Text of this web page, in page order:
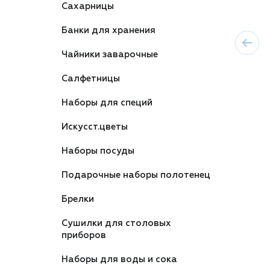
Сахарницы
Банки для хранения
Чайники заварочные
Салфетницы
Наборы для специй
Искусст.цветы
Наборы посуды
Подарочные наборы полотенец
Брелки
Сушилки для столовых
приборов
Наборы для воды и сока